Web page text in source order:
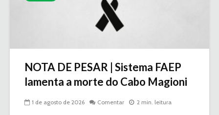
NOTA DE PESAR | Sistema FAEP
lamenta a morte do Cabo Magioni
1 de agosto de 2026 Comentar 2 min. leitura